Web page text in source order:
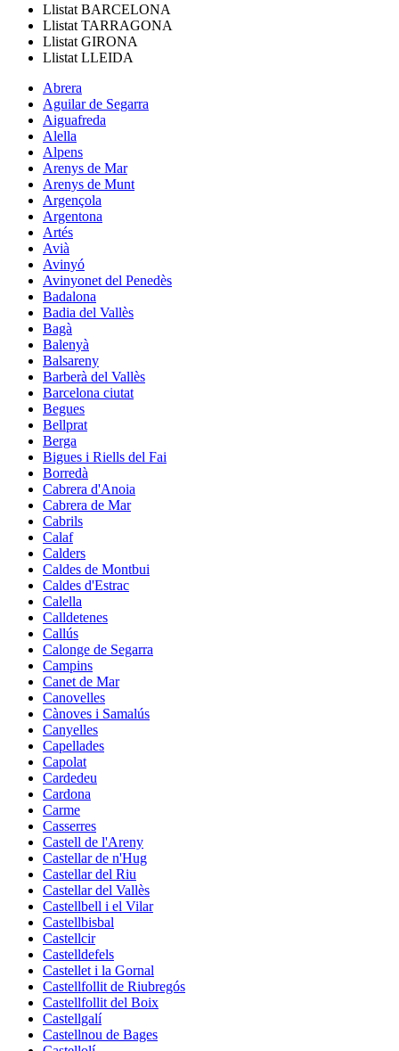
Llistat BARCELONA
Llistat TARRAGONA
Llistat GIRONA
Llistat LLEIDA
Abrera
Aguilar de Segarra
Aiguafreda
Alella
Alpens
Arenys de Mar
Arenys de Munt
Argençola
Argentona
Artés
Avià
Avinyó
Avinyonet del Penedès
Badalona
Badia del Vallès
Bagà
Balenyà
Balsareny
Barberà del Vallès
Barcelona ciutat
Begues
Bellprat
Berga
Bigues i Riells del Fai
Borredà
Cabrera d'Anoia
Cabrera de Mar
Cabrils
Calaf
Calders
Caldes de Montbui
Caldes d'Estrac
Calella
Calldetenes
Callús
Calonge de Segarra
Campins
Canet de Mar
Canovelles
Cànoves i Samalús
Canyelles
Capellades
Capolat
Cardedeu
Cardona
Carme
Casserres
Castell de l'Areny
Castellar de n'Hug
Castellar del Riu
Castellar del Vallès
Castellbell i el Vilar
Castellbisbal
Castellcir
Castelldefels
Castellet i la Gornal
Castellfollit de Riubregós
Castellfollit del Boix
Castellgalí
Castellnou de Bages